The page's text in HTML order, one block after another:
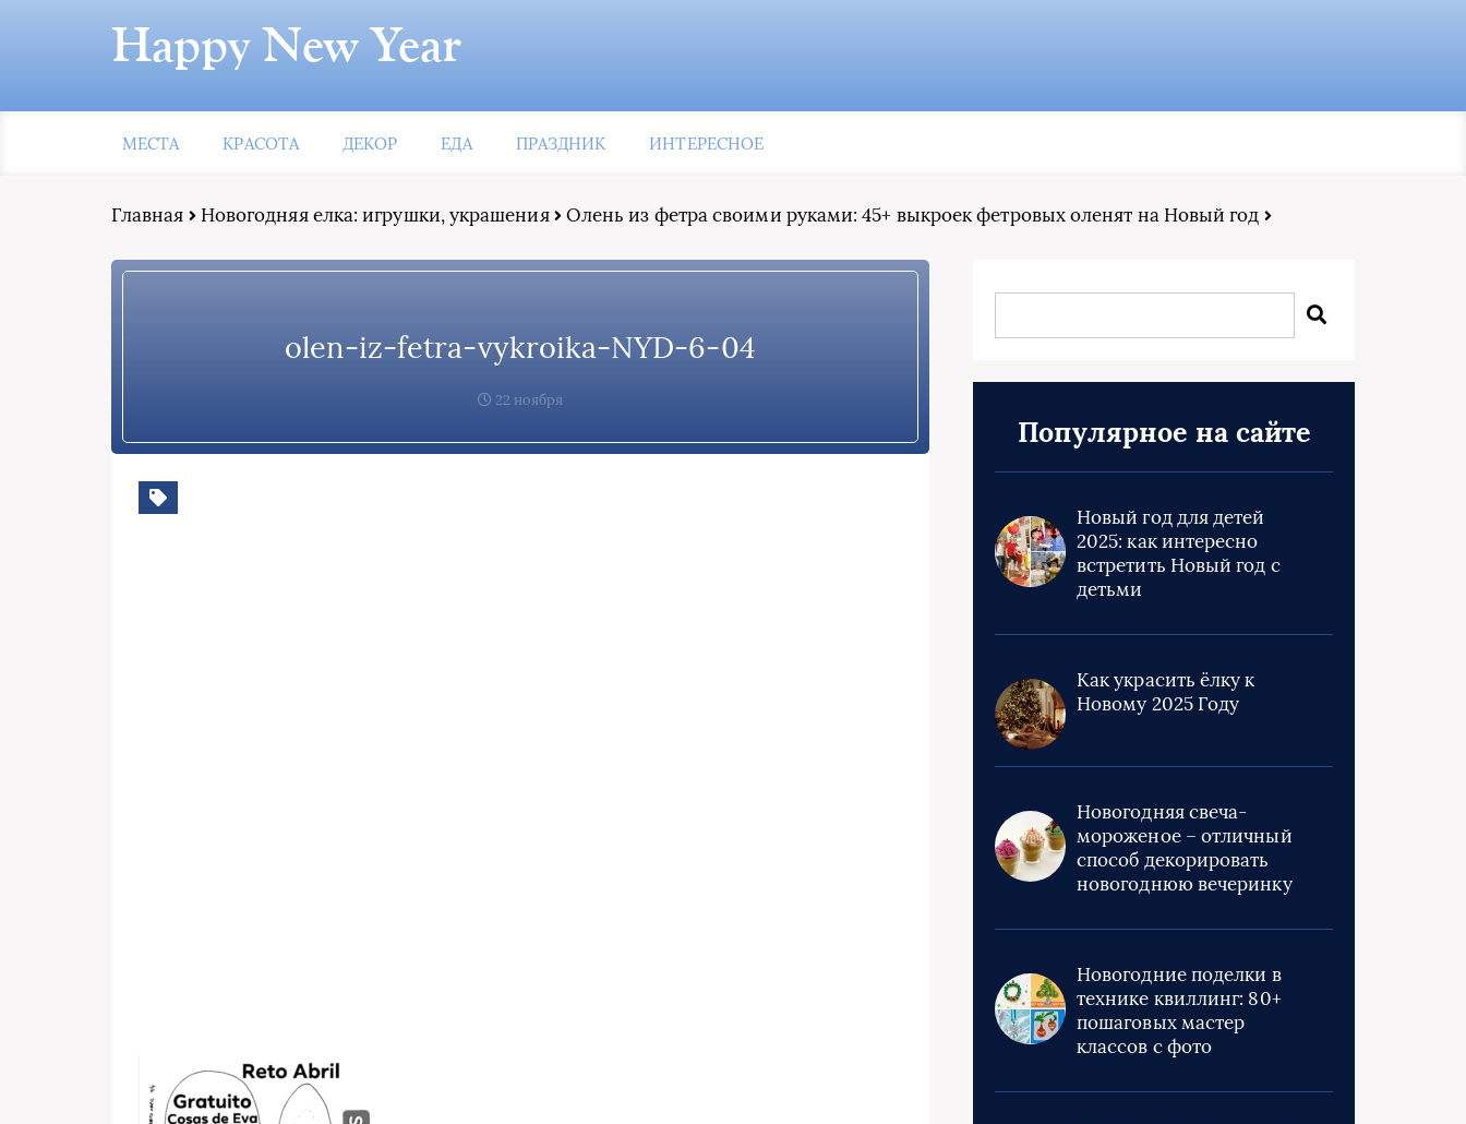
Happy New Year
МЕСТА КРАСОТА ДЕКОР ЕДА ПРАЗДНИК ИНТЕРЕСНОЕ
Главная Новогодняя елка: игрушки, украшения Олень из фетра своими руками: 45+ выкроек фетровых оленят на Новый год
olen-iz-fetra-vykroika-NYD-6-04
22 ноября
Популярное на сайте
Новый год для детей
2025: как интересно
встретить Новый год с
детьми
Как украсить ёлку к
Новому 2025 Году
Новогодняя свеча-
мороженое – отличный
способ декорировать
новогоднюю вечеринку
Новогодние поделки в
технике квиллинг: 80+
пошаговых мастер
классов с фото